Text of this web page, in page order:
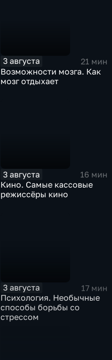
3 августа
21 мин
Возможности мозга. Как
мозг отдыхает
3 августа
16 мин
Кино. Самые кассовые
режиссёры кино
3 августа
17 мин
Психология. Необычные
способы борьбы со
стрессом